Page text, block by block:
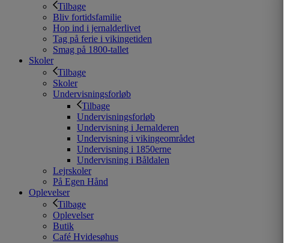
Tilbage
Bliv fortidsfamilie
Hop ind i jernalderlivet
Tag på ferie i vikingetiden
Smag på 1800-tallet
Skoler
Tilbage
Skoler
Undervisningsforløb
Tilbage
Undervisningsforløb
Undervisning i Jernalderen
Undervisning i vikingeområdet
Undervisning i 1850erne
Undervisning i Båldalen
Lejrskoler
På Egen Hånd
Oplevelser
Tilbage
Oplevelser
Butik
Café Hvidesøhus